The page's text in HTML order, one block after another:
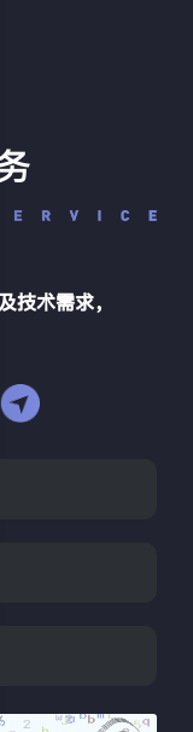
技术需求，